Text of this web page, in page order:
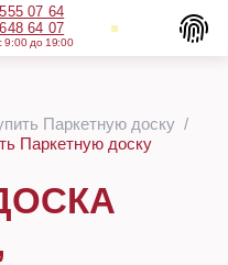
07 64
64 07
9:00 до 19:00
Паркетную доску
Паркетную доску